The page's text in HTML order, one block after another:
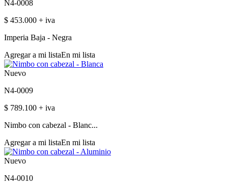
N4-0008
$ 453.000 + iva
Imperia Baja - Negra
Agregar a mi listaEn mi lista
Nuevo
N4-0009
$ 789.100 + iva
Nimbo con cabezal - Blanc...
Agregar a mi listaEn mi lista
Nuevo
N4-0010